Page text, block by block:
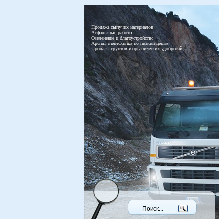
Продажа сыпучих материалов
Асфальтные работы
Озеленение и благоустройство
Аренда спецтехники по низким ценам
Продажа грунтов и органических удобрений